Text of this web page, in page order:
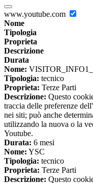
www.youtube.com
Nome
Tipologia
Proprieta
Descrizione
Durata
Nome:
Tipologia: tecnico
Proprieta: Terze Parti
Descrizione: Questo
traccia delle preferenze
nei siti; può anche
utilizzando la nuova o la
Youtube.
Durata: 6 mesi
Nome: YSC
Tipologia: tecnico
Proprieta: Terze Parti
Descrizione: Questo